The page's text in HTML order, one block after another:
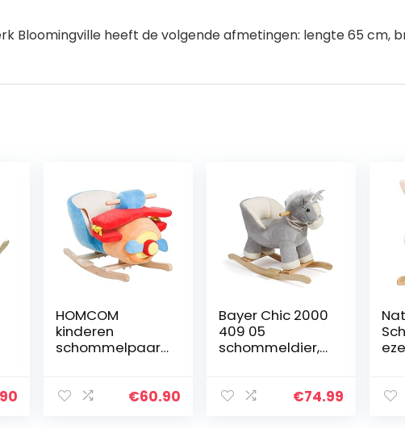
Bloomingville heeft de volgende afmetingen: lengte 65 cm,
HOMCOM
kinderen
schommelpaar
schommelspeel
€60.90
Bayer Chic 2000
409 05
schommeldier,
€74.99